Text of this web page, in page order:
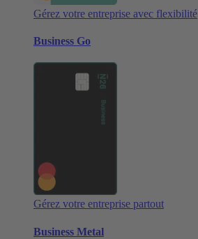
Gérez votre entreprise avec flexibilité
Business Go
Gérez votre entreprise partout
Business Metal